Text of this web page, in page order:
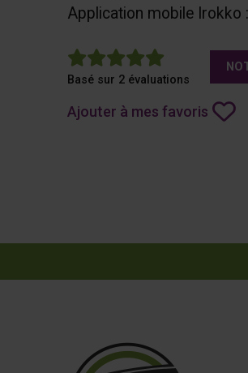
Application mobile
5
Basé sur 2 évaluations
Ajouter à mes favoris